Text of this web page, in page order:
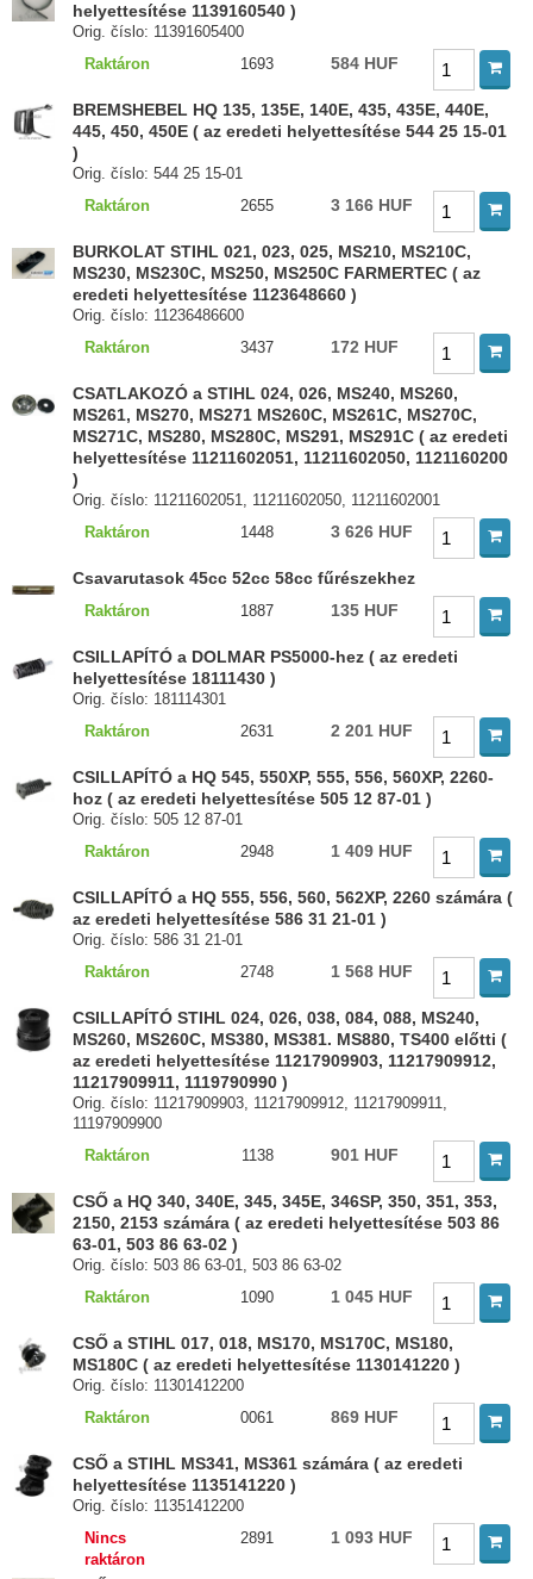
helyettesítése 1139160540 )
Orig. číslo: 11391605400
Raktáron
1693 584 HUF
BREMSHEBEL HQ 135, 135E, 140E, 435, 435E, 440E,
445, 450, 450E ( az eredeti helyettesítése 544 25 15-01
)
Orig. číslo: 544 25 15-01
Raktáron
2655 3 166 HUF
BURKOLAT STIHL 021, 023, 025, MS210, MS210C,
MS230, MS230C, MS250, MS250C FARMERTEC ( az
eredeti helyettesítése 1123648660 )
Orig. číslo: 11236486600
Raktáron
3437 172 HUF
CSATLAKOZÓ a STIHL 024, 026, MS240, MS260,
MS261, MS270, MS271 MS260C, MS261C, MS270C,
MS271C, MS280, MS280C, MS291, MS291C ( az eredeti
helyettesítése 11211602051, 11211602050, 1121160200
)
Orig. číslo: 11211602051, 11211602050, 11211602001
Raktáron
1448 3 626 HUF
Csavarutasok 45cc 52cc 58cc fűrészekhez
Raktáron 1887 135 HUF
CSILLAPÍTÓ a DOLMAR PS5000-hez ( az eredeti
helyettesítése 18111430 )
Orig. číslo: 181114301
Raktáron
2631 2 201 HUF
CSILLAPÍTÓ a HQ 545, 550XP, 555, 556, 560XP, 2260-
hoz ( az eredeti helyettesítése 505 12 87-01 )
Orig. číslo: 505 12 87-01
Raktáron
2948 1 409 HUF
CSILLAPÍTÓ a HQ 555, 556, 560, 562XP, 2260 számára (
az eredeti helyettesítése 586 31 21-01 )
Orig. číslo: 586 31 21-01
Raktáron
2748 1 568 HUF
CSILLAPÍTÓ STIHL 024, 026, 038, 084, 088, MS240,
MS260, MS260C, MS380, MS381. MS880, TS400 előtti (
az eredeti helyettesítése 11217909903, 11217909912,
11217909911, 1119790990 )
Orig. číslo: 11217909903, 11217909912, 11217909911,
11197909900
Raktáron
1138 901 HUF
CSŐ a HQ 340, 340E, 345, 345E, 346SP, 350, 351, 353,
2150, 2153 számára ( az eredeti helyettesítése 503 86
63-01, 503 86 63-02 )
Orig. číslo: 503 86 63-01, 503 86 63-02
Raktáron
1090 1 045 HUF
CSŐ a STIHL 017, 018, MS170, MS170C, MS180,
MS180C ( az eredeti helyettesítése 1130141220 )
Orig. číslo: 11301412200
Raktáron
0061 869 HUF
CSŐ a STIHL MS341, MS361 számára ( az eredeti
helyettesítése 1135141220 )
Orig. číslo: 11351412200
Nincs
raktáron
2891 1 093 HUF